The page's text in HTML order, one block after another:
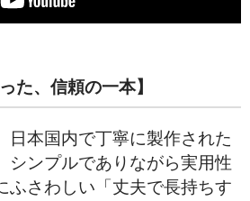
た、信頼の一本】
日本国内で丁寧に製作された
シンプルでありながら実用性
ふさわしい「丈夫で長持ちす